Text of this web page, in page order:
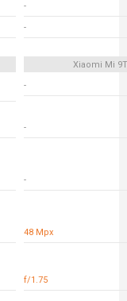
-
-
Xiaomi Mi 9T
-
-
-
48 Mpx
f/1.75